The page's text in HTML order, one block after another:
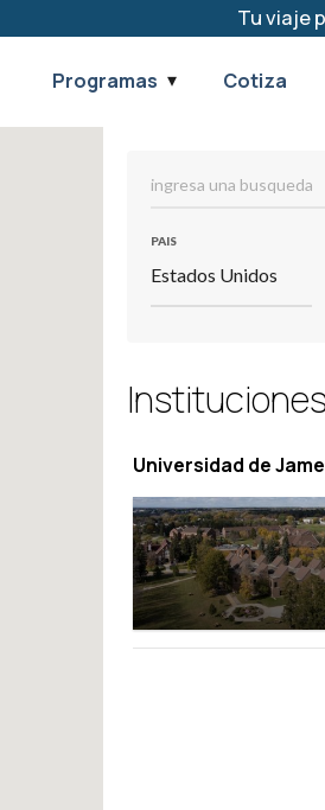
Tu viaje
Programas Cotiza
PAIS
Instituciones
Universidad de